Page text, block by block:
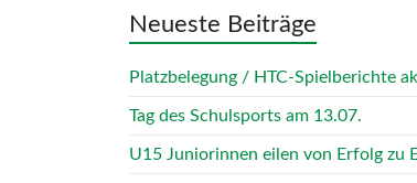
Neueste Beiträge
Platzbelegung / HTC-Spielberichte
Tag des Schulsports am 13.07.
U15 Juniorinnen eilen von Erfolg zu